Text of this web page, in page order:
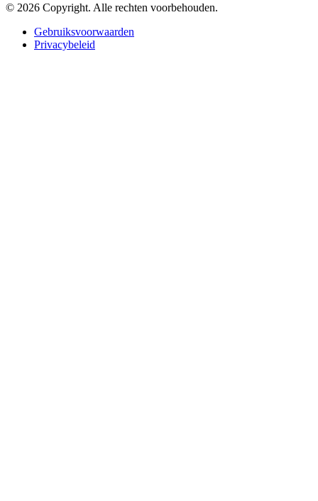
© 2026 Copyright. Alle rechten voorbehouden.
Gebruiksvoorwaarden
Privacybeleid